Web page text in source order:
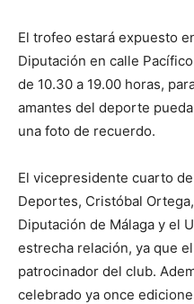
El trofeo estará expuesto
Diputación en calle
de 10.30 a 19.00 horas,
amantes del deporte
una foto de recuerdo.
El vicepresidente cuarto
Deportes, Cristóbal
Diputación de Málaga y el
estrecha relación, ya que
patrocinador del club.
celebrado ya once